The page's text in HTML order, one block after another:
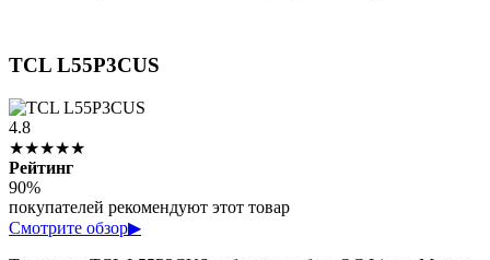
TCL L55P3CUS
4.8
★★★★★
Рейтинг
90%
покупателей рекомендуют этот товар
Смотрите обзор▶